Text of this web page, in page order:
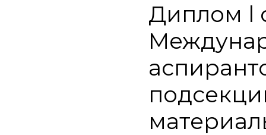
Диплом l